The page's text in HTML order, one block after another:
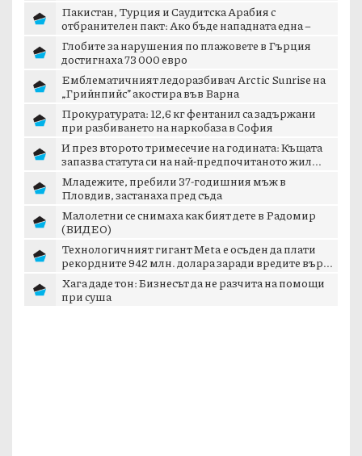
Пакистан, Турция и Саудитска Арабия с
отбранителен пакт: Ако бъде нападната една –
отвръща...
Глобите за нарушения по плажовете в Гърция
достигнаха 73 000 евро
Емблематичният ледоразбивач Arctic Sunrise на
„Грийнпийс” акостира във Варна
Прокуратурата: 12,6 кг фентанил са задържани
при разбиването на наркобаза в София
И през второто тримесечие на годината: Къщата
запазва статута си на най-предпочитаното жил...
Младежите, пребили 37-годишния мъж в
Пловдив, застанаха пред съда
Малолетни се снимаха как бият дете в Радомир
(ВИДЕО)
Технологичният гигант Meta е осъден да плати
рекордните 942 млн. долара заради вредите вър...
Хага даде тон: Бизнесът да не разчита на помощи
при суша